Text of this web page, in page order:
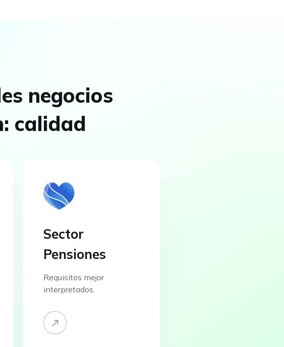
negocios
calidad
Sector
Pensiones
Requisitos mejor
interpretados.